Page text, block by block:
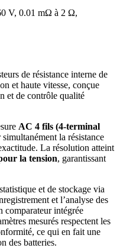
V, 0.01 mΩ à 2 Ω,
de résistance interne de
et haute vitesse, conçue
et de contrôle qualité
AC 4 fils (4-terminal
la résistance
La résolution atteint
la tension, garantissant
et de stockage via
et l’analyse des
comparateur intégrée
mesurés respectent les
ce qui en fait une
des batteries.